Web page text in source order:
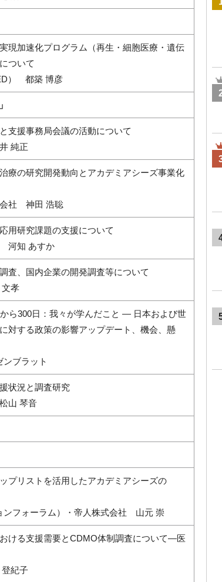
現加速化プログラム（再生・細胞医療・遺伝
ついて
） 都築 博彦
支援事務局会議の活動について
純正
療の研究開発動向とアカデミアシーズ事業化
会社 神田 浩聡
用研究課題の支援について
河知 あすか
査、国内企業の開発調査等について
孝
ら300日：我々が学んだこと ― 日本および世
対する政策の影響アップデート、機会、懸
ブラット
状況と調査研究
山 琴音
プリストを活用したアカデミアシーズの
ンフォーラム）・帝人株式会社 山元 崇
ける支援需要とCDMO体制調査について―医
紀子